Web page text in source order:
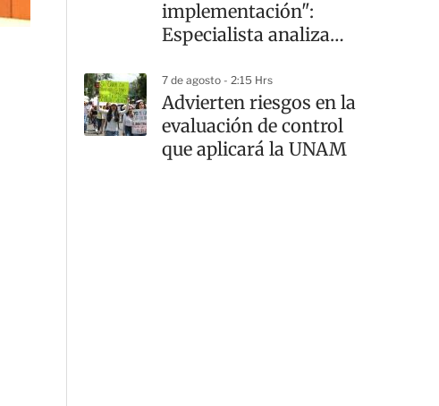
implementación":
Especialista analiza
7 de agosto - 2:15 Hrs
Advierten riesgos en la
evaluación de control
que aplicará la UNAM